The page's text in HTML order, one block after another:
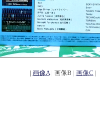
| 画像A| 画像B | 画像C |